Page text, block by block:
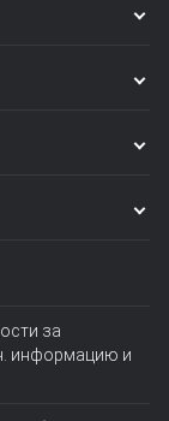
за
информацию и